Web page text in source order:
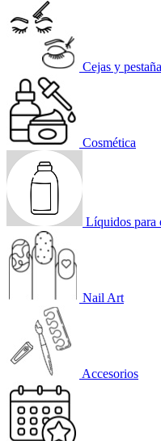
Cejas y
Cosmética
Líquidos para
Nail Art
Accesorios